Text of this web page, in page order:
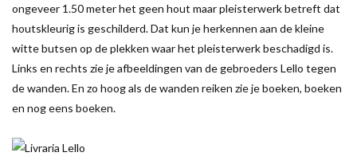
ongeveer 1.50 meter het geen hout maar pleisterwerk betreft dat
houtskleurig is geschilderd. Dat kun je herkennen aan de kleine
witte butsen op de plekken waar het pleisterwerk beschadigd is.
Links en rechts zie je afbeeldingen van de gebroeders Lello tegen
de wanden. En zo hoog als de wanden reiken zie je boeken, boeken
en nog eens boeken.